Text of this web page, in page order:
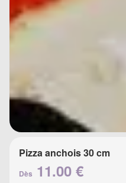
Pizza anchois 30 cm
Dès 11.00 €